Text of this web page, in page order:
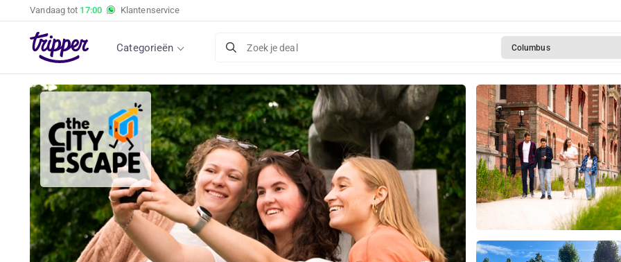
Vandaag tot 17:00 Klantenservice
Categorieën Zoek je deal Columbus